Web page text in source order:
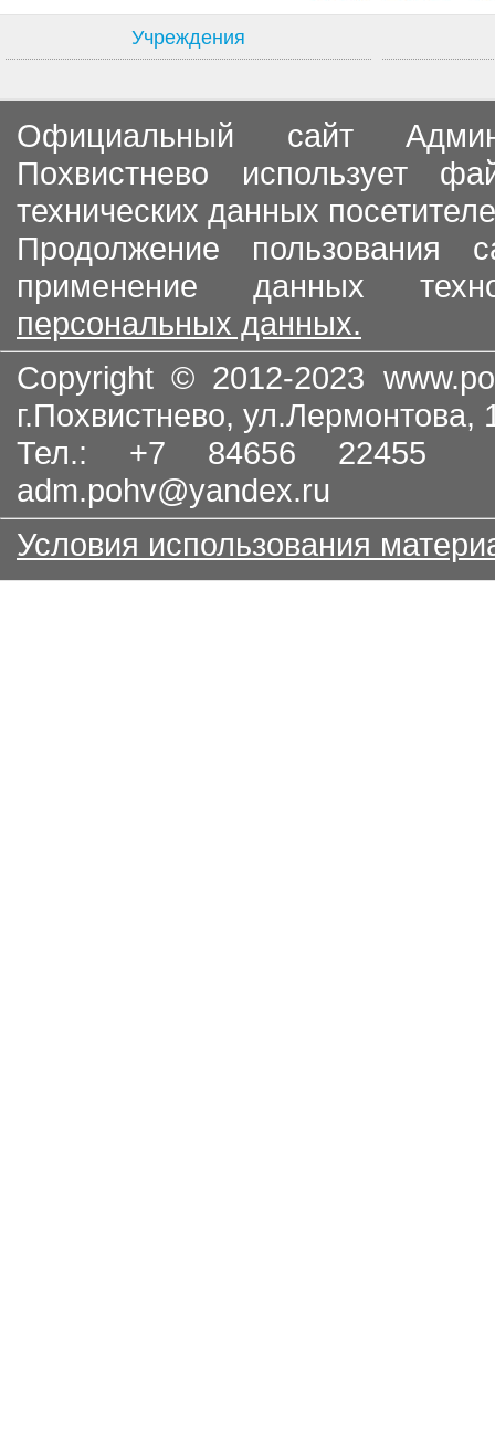
Учреждения
Официальный сайт
Похвистнево использует
технических данных
Продолжение пользования
применение данных
персональных данных.
Copyright © 2012-2023
г.Похвистнево, ул.Лермонтова,
Тел.: +7 84656
adm.pohv@yandex.ru
Условия использования